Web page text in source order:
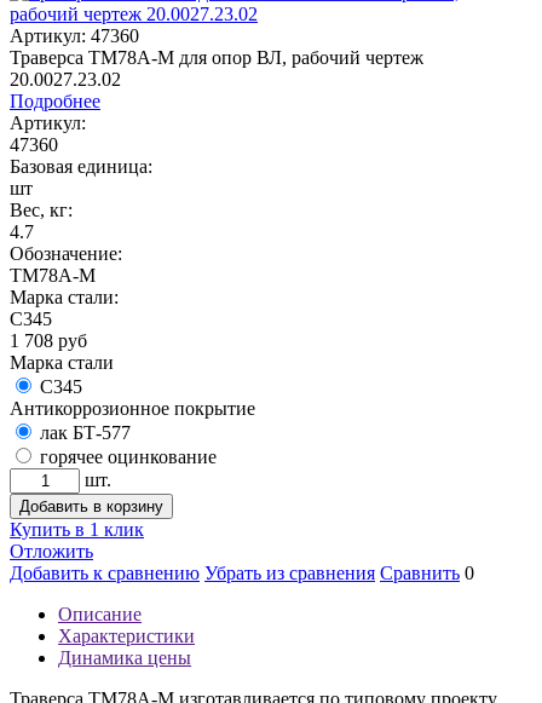
Артикул: 47360
Траверса ТМ78А-М для опор ВЛ, рабочий чертеж
20.0027.23.02
Подробнее
Артикул:
47360
Базовая единица:
шт
Вес, кг:
4.7
Обозначение:
ТМ78А-М
Марка стали:
С345
1 708 руб
Марка стали
С345
Антикоррозионное покрытие
лак БТ-577
горячее оцинкование
шт.
Добавить в корзину
Купить в 1 клик
Отложить
Добавить к сравнению Убрать из сравнения Сравнить 0
Описание
Характеристики
Динамика цены
Траверса ТМ78А-М изготавливается по типовому проекту